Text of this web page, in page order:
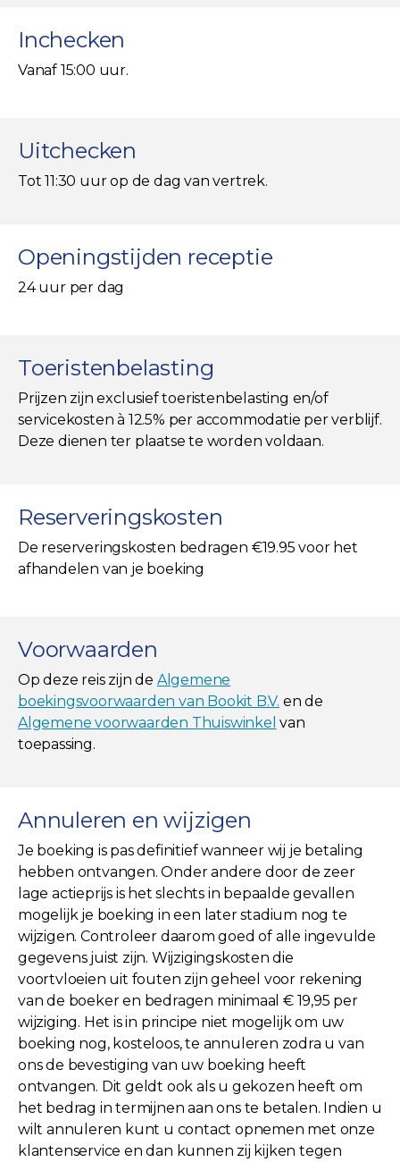
Inchecken
Vanaf 15:00 uur.
Uitchecken
Tot 11:30 uur op de dag van vertrek.
Openingstijden receptie
24 uur per dag
Toeristenbelasting
Prijzen zijn exclusief toeristenbelasting en/of
servicekosten à 12.5% per accommodatie per verblijf.
Deze dienen ter plaatse te worden voldaan.
Reserveringskosten
De reserveringskosten bedragen €19.95 voor het
afhandelen van je boeking
Voorwaarden
Op deze reis zijn de Algemene
boekingsvoorwaarden van Bookit B.V. en de
Algemene voorwaarden Thuiswinkel van
toepassing.
Annuleren en wijzigen
Je boeking is pas definitief wanneer wij je betaling
hebben ontvangen. Onder andere door de zeer
lage actieprijs is het slechts in bepaalde gevallen
mogelijk je boeking in een later stadium nog te
wijzigen. Controleer daarom goed of alle ingevulde
gegevens juist zijn. Wijzigingskosten die
voortvloeien uit fouten zijn geheel voor rekening
van de boeker en bedragen minimaal € 19,95 per
wijziging. Het is in principe niet mogelijk om uw
boeking nog, kosteloos, te annuleren zodra u van
ons de bevestiging van uw boeking heeft
ontvangen. Dit geldt ook als u gekozen heeft om
het bedrag in termijnen aan ons te betalen. Indien u
wilt annuleren kunt u contact opnemen met onze
klantenservice en dan kunnen zij kijken tegen